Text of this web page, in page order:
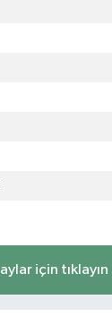
için tıklayın